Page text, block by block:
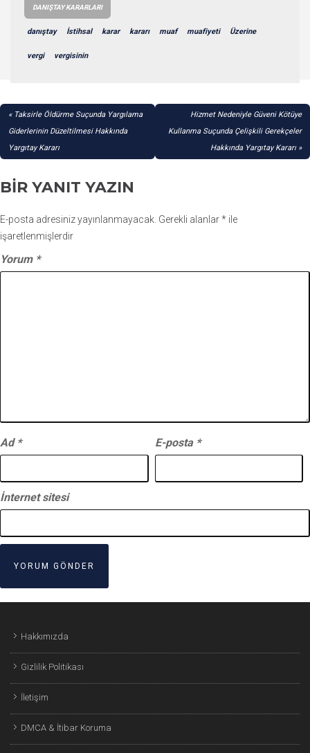
DANIŞTAY KARARLARI
danıştay İstihsal karar kararı muaf muafiyeti Üzerine
vergi vergisinin
YAZI
GEZINMESI
Taksirle Öldürme Suçunda Yargılama
Giderlerinin Düzeltilmesi Hakkında
Yargıtay Kararı
Hizmet Nedeniyle Güveni Kötüye
Kullanma Suçunda Çelişkili Gerekçeler
Hakkında Yargıtay Kararı
BIR YANIT YAZIN
E-posta adresiniz yayınlanmayacak. Gerekli alanlar* ile
işaretlenmişlerdir
Yorum *
Ad * E-posta *
İnternet sitesi
Hakkımızda
Gizlilik Politikası
İletişim
DMCA & İtibar Koruma